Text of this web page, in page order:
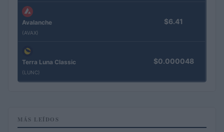
Avalanche
(AVAX)
$6.41
Terra Luna Classic
(LUNC)
$0.000048
MÁS LEÍDOS